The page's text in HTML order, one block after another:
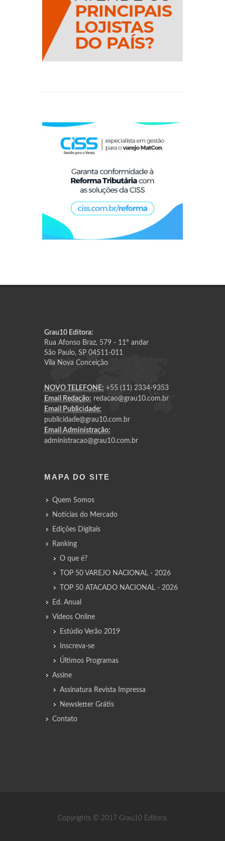
Grau10 Editora:
Rua Afonso Braz, 579 - 11º andar
São Paulo, SP 04511-011
Vila Nova Conceição
NOVO TELEFONE: +55 (11) 2334-9353
Email Redação: redacao@grau10.com.br
Email Publicidade:
publicidade@grau10.com.br
Email Administração:
administracao@grau10.com.br
MAPA DO SITE
Quem Somos
Notícias do Mercado
Edições Digitais
Ranking
O que é?
TOP 50 VAREJO NACIONAL - 2026
TOP 50 ATACADO NACIONAL - 2026
Ed. Anual
Vídeos Online
Estúdio Verão 2019
Inscreva-se
Últimos Programas
Assine
Assinatura Revista Impressa
Newsletter Grátis
Contato
Copyrights © 2017 Grau10 Editora.